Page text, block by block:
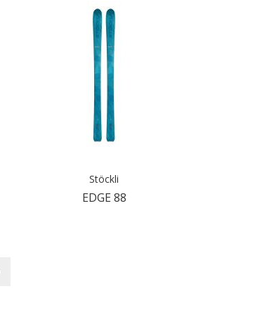
Stöckli
EDGE 88